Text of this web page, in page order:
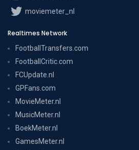
moviemeter_nl
Realtimes Network
FootballTransfers.com
FootballCritic.com
FCUpdate.nl
GPFans.com
MovieMeter.nl
MusicMeter.nl
BoekMeter.nl
GamesMeter.nl